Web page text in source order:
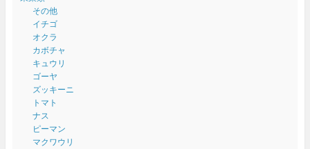
その他
イチゴ
オクラ
カボチャ
キュウリ
ゴーヤ
ズッキーニ
トマト
ナス
ピーマン
マクワウリ